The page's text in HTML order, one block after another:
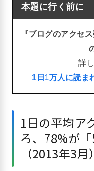
本題に行く前に
『ブログのアクセ
詳
1日1万人に読ま
1日の平均ア
ろ、78%が「
（2013年3月）